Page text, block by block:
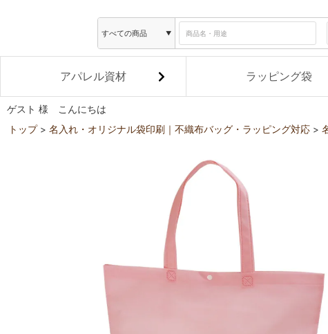
アパレル資材 ラッピング袋
ゲスト 様 こんにちは
トップ 名入れ・オリジナル袋印刷｜不織布バッグ・ラッピング対応